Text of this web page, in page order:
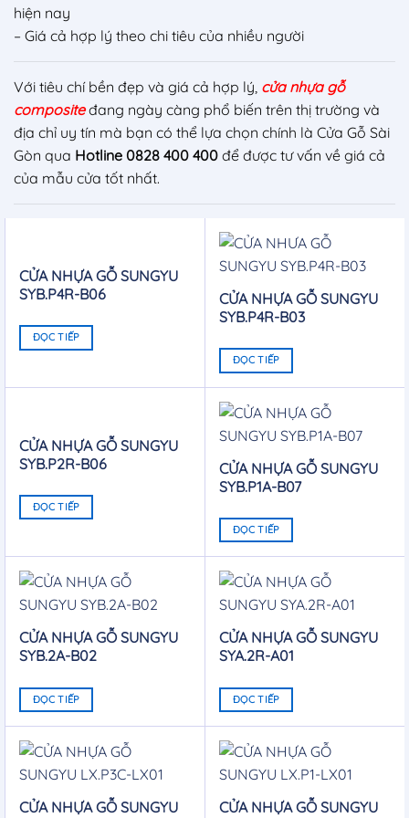
hiện nay
– Giá cả hợp lý theo chi tiêu của nhiều người
Với tiêu chí bền đẹp và giá cả hợp lý, cửa nhựa gỗ
compositeđang ngày càng phổ biến trên thị trường và
địa chỉ uy tín mà bạn có thể lựa chọn chính là Cửa Gỗ Sài
Gòn qua Hotline 0828 400 400 để được tư vấn về giá cả
của mẫu cửa tốt nhất.
CỬA NHỰA GỖ SUNGYU
SYB.P4R-B06
ĐỌC TIẾP
CỬA NHỰA GỖ SUNGYU
SYB.P4R-B03
ĐỌC TIẾP
CỬA NHỰA GỖ SUNGYU
SYB.P2R-B06
ĐỌC TIẾP
CỬA NHỰA GỖ SUNGYU
SYB.P1A-B07
ĐỌC TIẾP
CỬA NHỰA GỖ SUNGYU
SYB.2A-B02
ĐỌC TIẾP
CỬA NHỰA GỖ SUNGYU
SYA.2R-A01
ĐỌC TIẾP
CỬA NHỰA GỖ SUNGYU
CỬA NHỰA GỖ SUNGYU